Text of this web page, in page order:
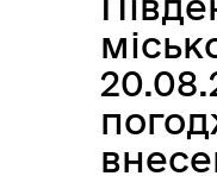
роки,